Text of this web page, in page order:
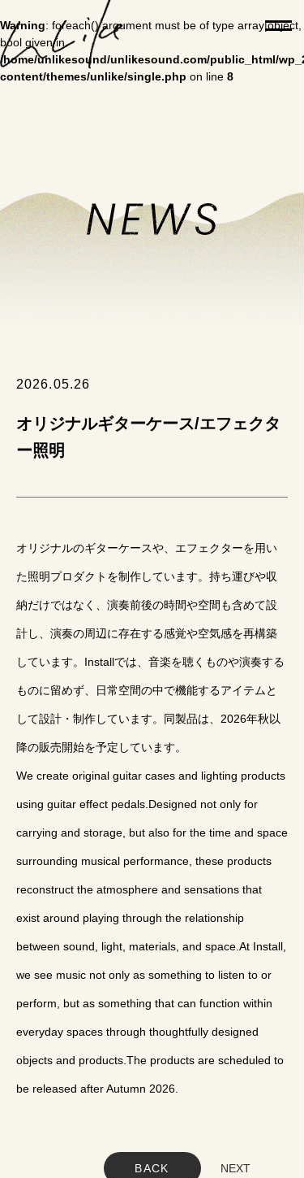
PICK UP WORKS
WORKS
CONTACT
プライバシーポリシー
Warning: foreach() argument must be of type array|object,
bool given in
/home/unlikesound/unlikesound.com/public_html/
content/themes/unlike/single.php on line 8
2026.05.26
オリジナルギターケース/エフェクタ
ー照明
オリジナルのギターケースや、エフェクターを用い
た照明プロダクトを制作しています。持ち運びや収
納だけではなく、演奏前後の時間や空間も含めて設
計し、演奏の周辺に存在する感覚や空気感を再構築
しています。Installでは、音楽を聴くものや演奏する
ものに留めず、日常空間の中で機能するアイテムと
して設計・制作しています。同製品は、2026年秋以
降の販売開始を予定しています。
We create original guitar cases and lighting products
using guitar effect pedals.Designed not only for
carrying and storage, but also for the time and space
surrounding musical performance, these products
reconstruct the atmosphere and sensations that
exist around playing through the relationship
between sound, light, materials, and space.At Install,
we see music not only as something to listen to or
perform, but as something that can function within
everyday spaces through thoughtfully designed
objects and products.The products are scheduled to
be released after Autumn 2026.
BACK NEXT